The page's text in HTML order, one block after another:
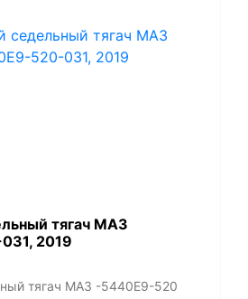
тягач МАЗ
2019
тягач МАЗ -5440Е9-520